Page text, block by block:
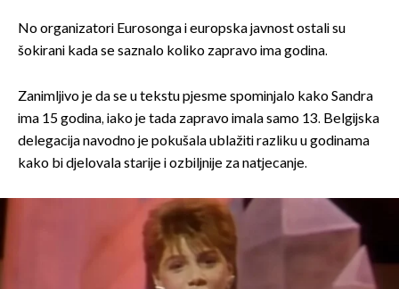
No organizatori Eurosonga i europska javnost ostali su
šokirani kada se saznalo koliko zapravo ima godina.
Zanimljivo je da se u tekstu pjesme spominjalo kako Sandra
ima 15 godina, iako je tada zapravo imala samo 13. Belgijska
delegacija navodno je pokušala ublažiti razliku u godinama
kako bi djelovala starije i ozbiljnije za natjecanje.